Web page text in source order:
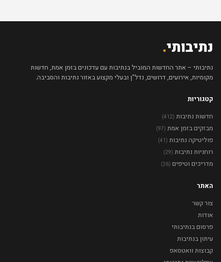
נתיבותי.
נתיבותי – אתר החדשות המוביל בנתיבות עם עדכונים בזמן אמת, חדשות
מקומיות, אירועים, דרושים, נדל"ן ובעלי מקצוע באזור נתיבות והסביבה.
קטגוריות
חדשות נתיבות (412)
מבזקים בזמן אמת (97)
פוליטיקה נתיבות (41)
רוחניות נתיבות (29)
מדריכים וטיפים (26)
האתר
צור קשר
אודות
פרסום בנתיבותי
עיתון בנתיבות
קבוצות וואטסאפ